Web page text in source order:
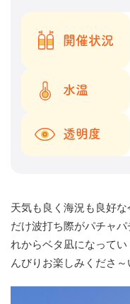
開催状況
水温
透明度
天気も良く海況も良好
だけ波打ち際がパチャ
れからベタ凪になって
んびりお楽しみくださ～